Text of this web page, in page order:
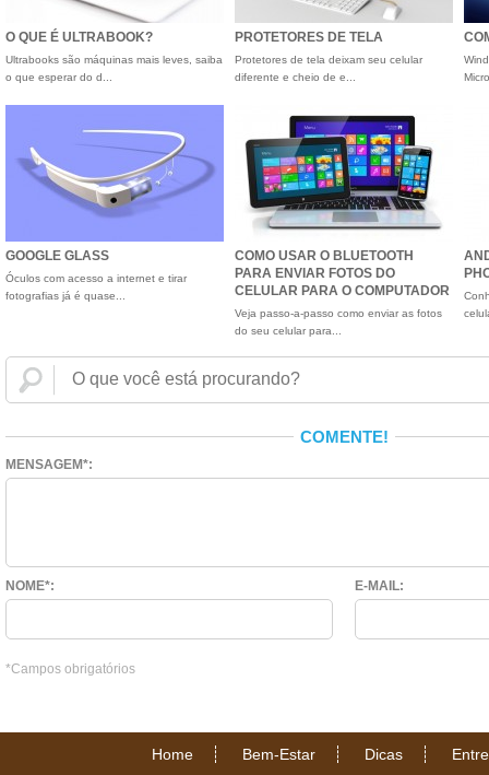
O QUE É ULTRABOOK?
Ultrabooks são máquinas mais leves, saiba
o que esperar do d...
PROTETORES DE TELA
Protetores de tela deixam seu celular
diferente e cheio de e...
GOOGLE GLASS
Óculos com acesso a internet e tirar
fotografias já é quase...
COMO USAR O BLUETOOTH
PARA ENVIAR FOTOS DO
CELULAR PARA O COMPUTADOR
Veja passo-a-passo como enviar as fotos
do seu celular para...
COMENTE!
MENSAGEM*:
NOME*: E-MAIL:
*Campos obrigatórios
Home Bem-Estar Dicas